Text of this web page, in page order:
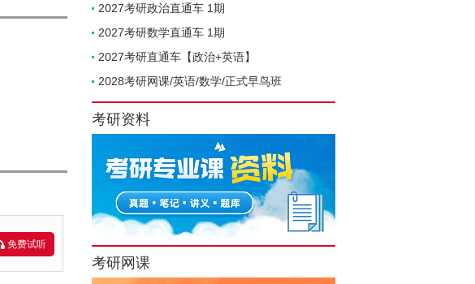
免费试听
2027考研政治直通车 1期
2027考研数学直通车 1期
2027考研直通车【政治+英语】
2028考研网课/英语/数学/正式早鸟班
考研资料
考研网课